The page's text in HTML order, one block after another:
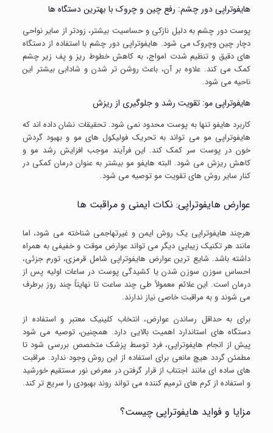
هایفوتراپی دور چشم: رفع چین و چروک با بهترین دستگاه ها
پوست دور چشم به دلیل نازکی و حساسیت بیشتر، زودتر از سایر نواحی
دچار چین وچروک می شود. هایفوتراپی دور چشم با استفاده از دستگاه
های دقیق و تنظیم شدت امواج، به کاهش خطوط ریز و پف زیر چشم
کمک می کند. علاوه بر آن، باعث روشن تر شدن و شادابی بیشتر این
ناحیه می شود.
هایفوتراپی مو: تقویت رشد و جلوگیری از ریزش
کاربرد هایفو تنها به پوست محدود نمی شود. تحقیقات نشان داده اند که
هایفوتراپی مو می تواند به تحریک فولیکول های مو و بهبود گردش
خون در پوست سر کمک کند. این فرآیند موجب افزایش رشد مو و
کاهش ریزش می شود. البته هایفو مو بیشتر به عنوان درمان کمکی در
کنار سایر روش های تقویت مو توصیه می شود.
عوارض هایفوتراپی: نکات ایمنی و مراقبت ها
هرچند هایفوتراپی یک روش ایمن و غیرتهاجمی شناخته می شود، اما
مانند هر تکنیک زیبایی دیگر می تواند عوارض موقت و خفیفی به همراه
داشته باشد. شایع ترین عوارض هایفوتراپی شامل قرمزی، تورم جزئی،
احساس سوزن سوزن شدن یا کشیدگی پوست در ساعات اولیه پس از
درمان است. این علائم معمولاً طی چند ساعت تا نهایتاً چند روز برطرف
می شوند و به مراقبت خاصی نیاز ندارند.
برای به حداقل رساندن عوارض، انتخاب کلینیک معتبر و استفاده از
دستگاه های استاندارد اهمیت بالایی دارد. همچنین، توصیه می شود
پیش از انجام هایفوتراپی، فرد توسط پزشک متخصص بررسی شود تا
مطمئن گردد هیچ مانعی برای استفاده از این روش وجود ندارد. مراقبت
های ساده ای مانند اجتناب از قرار گرفتن در معرض نور مستقیم خورشید
و استفاده از کرم های ترمیم کننده می تواند روند بهبودی را سریع تر کند.
مزایا و فواید هایفوتراپی چیست؟